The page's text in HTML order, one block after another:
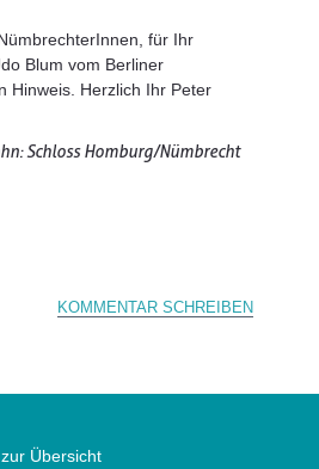
für Ihr
Blum vom Berliner
Hinweis. Herzlich Ihr Peter
Schloss Homburg/Nümbrecht
KOMMENTAR SCHREIBEN
zur Übersicht